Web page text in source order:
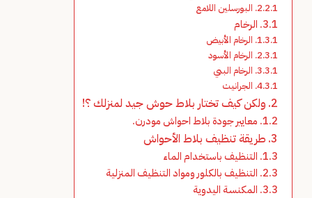
البورسلين اللامع
الرخام
الرخام الأبيض
الرخام الأسود
الرخام البني
الجرانيت
ولكن كيف تختار بلاط حوش جيد لمنزلك ؟!
معايير جودة بلاط احواش مودرن.
طريقة تنظيف بلاط الأحواش
التنظيف باستخدام الماء
التنظيف بالكلور ومواد التنظيف المنزلية
المكنسة اليدوية